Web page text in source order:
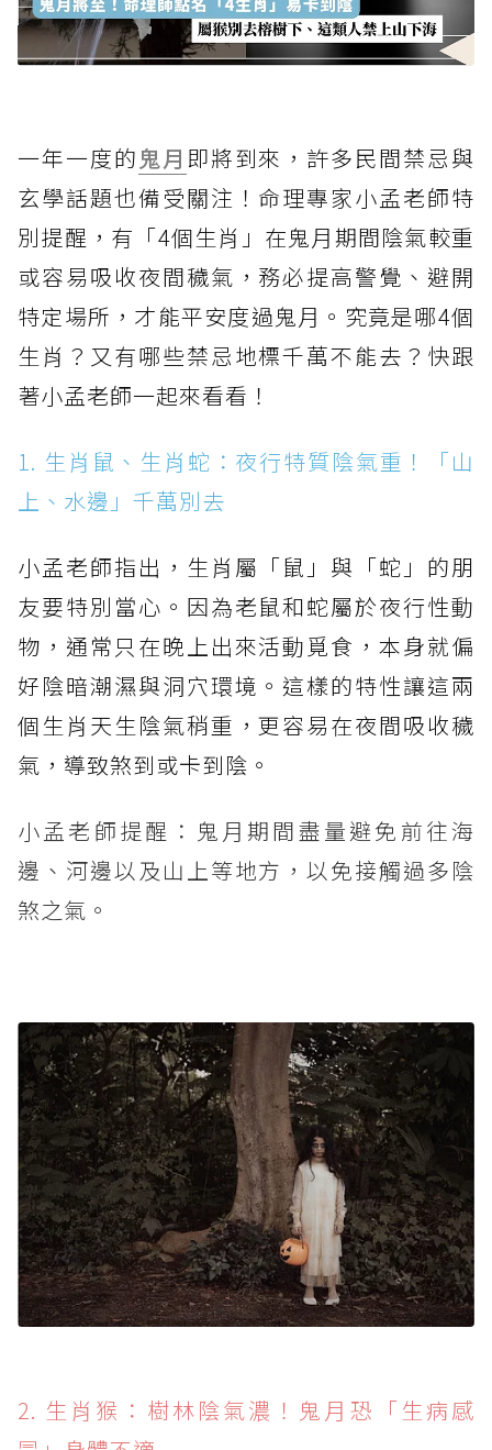
一年一度的 鬼月 即將到來，許多民間禁忌與
玄學話題也備受關注！命理專家小孟老師特
別提醒，有「4個生肖」在鬼月期間陰氣較重
或容易吸收夜間穢氣，務必提高警覺、避開
特定場所，才能平安度過鬼月。究竟是哪4個
生肖？又有哪些禁忌地標千萬不能去？快跟
著小孟老師一起來看看！
1. 生肖鼠、生肖蛇：夜行特質陰氣重！「山
上、水邊」千萬別去
小孟老師指出，生肖屬「鼠」與「蛇」的朋
友要特別當心。因為老鼠和蛇屬於夜行性動
物，通常只在晚上出來活動覓食，本身就偏
好陰暗潮濕與洞穴環境。這樣的特性讓這兩
個生肖天生陰氣稍重，更容易在夜間吸收穢
氣，導致煞到或卡到陰。
小孟老師提醒：鬼月期間盡量避免前往海
邊、河邊以及山上等地方，以免接觸過多陰
煞之氣。
2. 生肖猴：樹林陰氣濃！鬼月恐「生病感